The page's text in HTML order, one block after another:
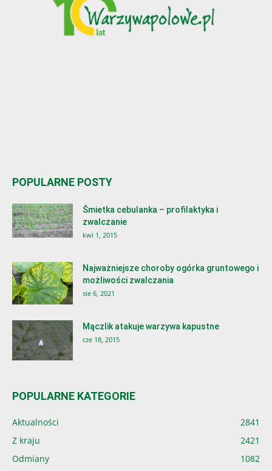
POPULARNE POSTY
Śmietka cebulanka – profilaktyka i
zwalczanie
kwi 1, 2015
Najważniejsze choroby ogórka gruntowego i
możliwości zwalczania
sie 6, 2021
Mączlik atakuje warzywa kapustne
cze 18, 2015
POPULARNE KATEGORIE
Aktualności
2841
Z kraju
2421
Odmiany
1082